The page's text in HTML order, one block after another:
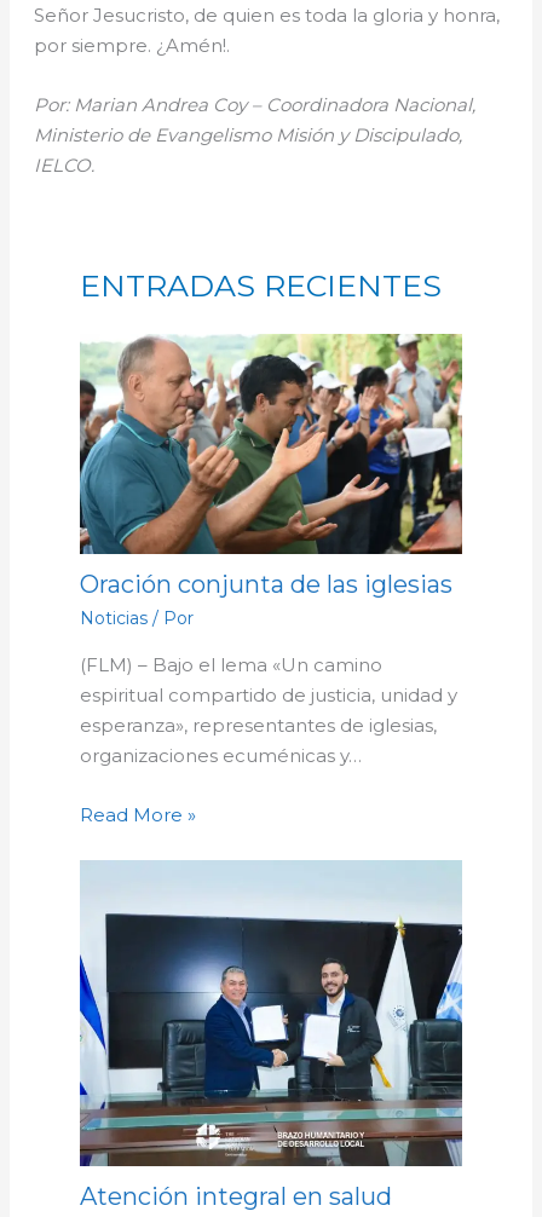
Señor Jesucristo, de quien es toda la gloria y honra,
por siempre. ¿Amén!.
Por: Marian Andrea Coy – Coordinadora Nacional,
Ministerio de Evangelismo Misión y Discipulado,
IELCO.
ENTRADAS RECIENTES
Oración conjunta de las iglesias
Noticias/ Por
(FLM) – Bajo el lema «Un camino
espiritual compartido de justicia, unidad y
esperanza», representantes de iglesias,
organizaciones ecuménicas y…
Read More »
Atención integral en salud